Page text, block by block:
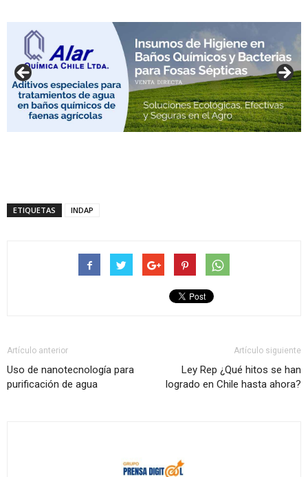
ETIQUETAS INDAP
Artículo anterior
Uso de nanotecnología para
purificación de agua
Artículo siguiente
Ley Rep ¿Qué hitos se han
logrado en Chile hasta ahora?